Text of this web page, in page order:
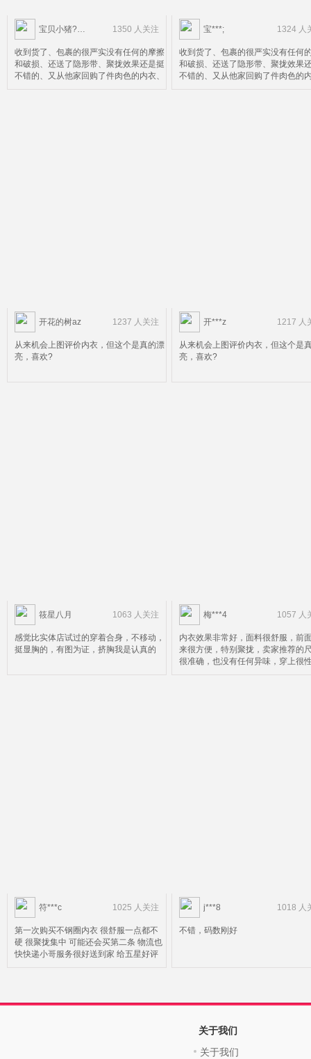
宝贝小猪?…… 1350 人关注
收到货了、包裹的很严实没有任何的摩擦
和破损、还送了隐形带、聚拢效果还是挺
不错的、又从他家回购了件肉色的内衣、
宝***; 1324 人
收到货了、包裹的很严实没有任何
和破损、还送了隐形带、聚拢效果
不错的、又从他家回购了件肉色的
开花的树az 1237 人关注
从来机会上图评价内衣，但这个是真的漂
亮，喜欢?
开***z 1217 人
从来机会上图评价内衣，但这个是
亮，喜欢?
筱星八月 1063 人关注
感觉比实体店试过的穿着合身，不移动，
挺显胸的，有图为证，挤胸我是认真的
梅***4 1057 人
内衣效果非常好，面料很舒服，前
来很方便，特别聚拢，卖家推荐的
很准确，也没有任何异味，穿上很
符***c 1025 人关注
第一次购买不钢圈内衣 很舒服一点都不
硬 很聚拢集中 可能还会买第二条 物流也
快快递小哥服务很好送到家 给五星好评
j***8 1018 人
不错，码数刚好
关于我们
关于我们